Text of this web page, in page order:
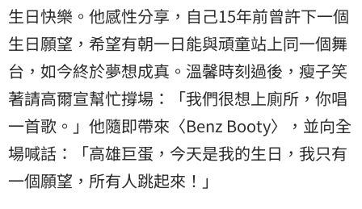
生日快樂。他感性分享，自己15年前曾許下一個
生日願望，希望有朝一日能與頑童站上同一個舞
台，如今終於夢想成真。溫馨時刻過後，瘦子笑
著請高爾宣幫忙撐場：「我們很想上廁所，你唱
一首歌。」他隨即帶來〈Benz Booty〉，並向全
場喊話：「高雄巨蛋，今天是我的生日，我只有
一個願望，所有人跳起來！」